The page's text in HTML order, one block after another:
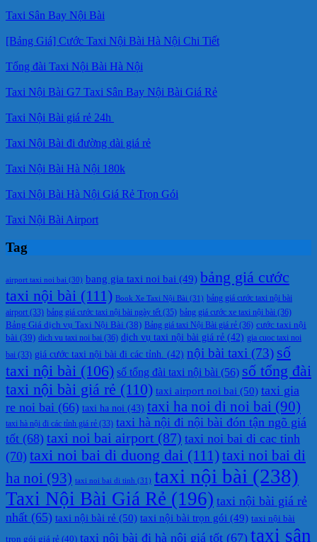
Taxi Sân Bay Nội Bài
[Bảng Giá] Cước Taxi Nội Bài Hà Nội Chi Tiết
Tổng đài Taxi Nội Bài Hà Nội
Taxi Nội Bài G7 Taxi Sân Bay Nội Bài Giá Rẻ
Taxi Nội Bài giá rẻ 24h
Taxi Nội Bài đi đường dài giá rẻ
Taxi Nội Bài Hà Nội 180k
Taxi Nội Bài Hà Nội Giá Rẻ Trọn Gói
Taxi Nội Bài Airport
Tag
airport taxi noi bai (30) bang gia taxi noi bai (49) bảng giá cước
taxi nội bài (111) Book Xe Taxi Nội Bài (31) bảng giá cước taxi nội bài
airport (33) bảng giá cước taxi nội bài ngày tết (35) bảng giá cước xe taxi nội bài (36)
Bảng Giá dịch vụ Taxi Nội Bài (38) Bảng giá taxi Nội Bài giá rẻ (36) cước taxi nội
bài (39) dich vu taxi noi bai (36) dịch vụ taxi nội bài giá rẻ (42) gia cuoc taxi noi
bai (33) giá cước taxi nội bài đi các tỉnh. (42) nội bài taxi (73) số
taxi nội bài (106) số tổng đài taxi nội bài (56) số tổng đài
taxi nội bài giá rẻ (110) taxi airport noi bai (50) taxi gia
re noi bai (66) taxi ha noi (43) taxi ha noi di noi bai (90)
taxi hà nội đi các tỉnh giá rẻ (33) taxi hà nội đi nội bài đón tận ngõ giá
tốt (68) taxi noi bai airport (87) taxi noi bai di cac tinh
(70) taxi noi bai di duong dai (111)taxi noi bai di
ha noi (93) taxi noi bai di tinh (31) taxi nội bài (238)
Taxi Nội Bài Giá Rẻ (196) taxi nội bài giá rẻ
nhất (65) taxi nội bài rẻ (50) taxi nội bài trọn gói (49) taxi nội bài
trọn gói giá rẻ (40) taxi nội bài đi hà nội giá tốt (67) taxi sân